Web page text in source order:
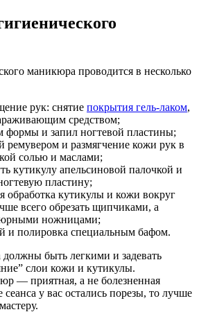
маникюра проводится в несколько
рук: снятие покрытия гель-лаком,
средством;
формы и запил ногтевой пластины;
ремувером и размягчение кожи рук в
солью и маслами;
кутикулу апельсиновой палочкой и
пластину;
обработка кутикулы и кожи вокруг
всего обрезать щипчиками, а
ножницами;
и полировка специальным бафом.
быть легкими и задевать
слои кожи и кутикулы.
— приятная, а не болезненная
у вас остались порезы, то лучше